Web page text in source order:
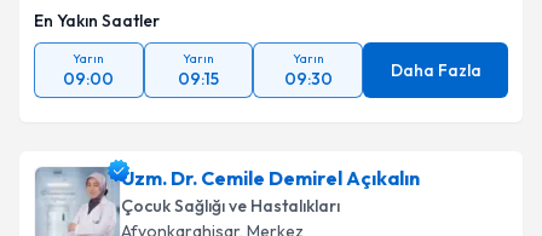
En Yakın Saatler
Yarın
09:00
Yarın
09:15
Yarın
09:30 Daha Fazla
Uzm. Dr. Cemile Demirel Açıkalın
Çocuk Sağlığı ve Hastalıkları
Afyonkarahisar, Merkez